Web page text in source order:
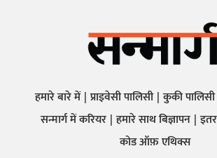
हमारे बारे में प्राइवेसी पालिसी कुकी पालिसी
सन्मार्ग में करियर हमारे साथ बिज्ञापन
कोड ऑफ़ एथिक्स